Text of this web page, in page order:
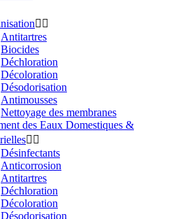
 
Antitartres
Biocides
Déchloration
Décoloration
Désodorisation
Antimousses
Nettoyage des membranes
des Eaux Domestiques &
 
Désinfectants
Anticorrosion
Antitartres
Déchloration
Décoloration
Désodorisation